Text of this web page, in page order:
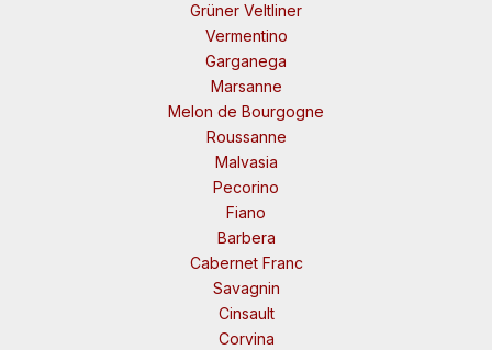
Grüner Veltliner
Vermentino
Garganega
Marsanne
Melon de Bourgogne
Roussanne
Malvasia
Pecorino
Fiano
Barbera
Cabernet Franc
Savagnin
Cinsault
Corvina